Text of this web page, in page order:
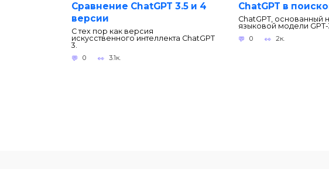
Сравнение ChatGPT 3.5 и 4
версии
С тех пор как версия
искусственного интеллекта ChatGPT
3.
0 3.1к.
ChatGPT в
ChatGPT, основанный
языковой модели GPT-
0 2к.